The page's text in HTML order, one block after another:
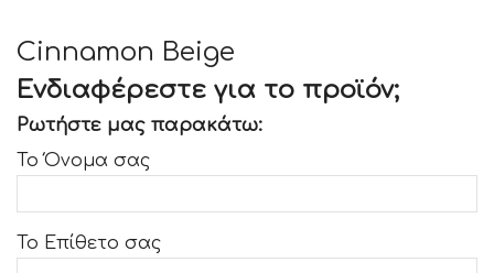
Cinnamon Beige
Ενδιαφέρεστε για το προϊόν;
Ρωτήστε μας παρακάτω:
Το Όνομα σας
Το Επίθετο σας